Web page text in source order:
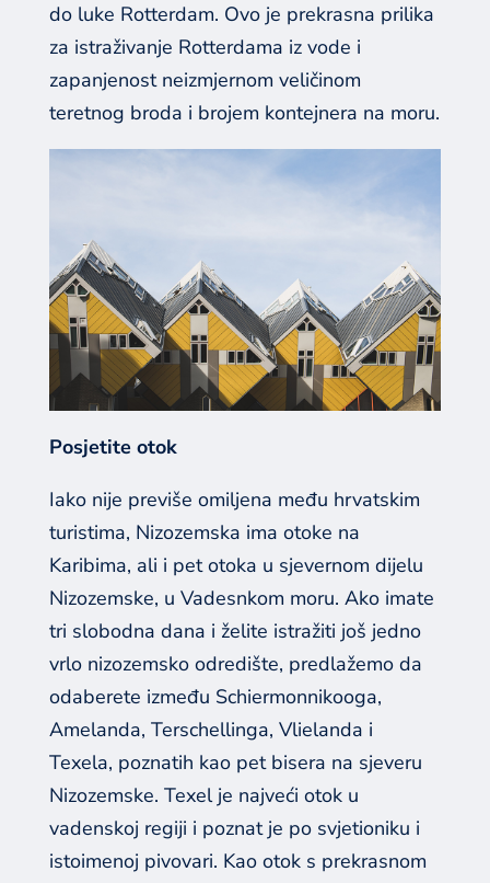
do luke Rotterdam. Ovo je prekrasna prilika
za istraživanje Rotterdama iz vode i
zapanjenost neizmjernom veličinom
teretnog broda i brojem kontejnera na moru.
Posjetite otok
Iako nije previše omiljena među hrvatskim
turistima, Nizozemska ima otoke na
Karibima, ali i pet otoka u sjevernom dijelu
Nizozemske, u Vadesnkom moru. Ako imate
tri slobodna dana i želite istražiti još jedno
vrlo nizozemsko odredište, predlažemo da
odaberete između Schiermonnikooga,
Amelanda, Terschellinga, Vlielanda i
Texela, poznatih kao pet bisera na sjeveru
Nizozemske. Texel je najveći otok u
vadenskoj regiji i poznat je po svjetioniku i
istoimenoj pivovari. Kao otok s prekrasnom